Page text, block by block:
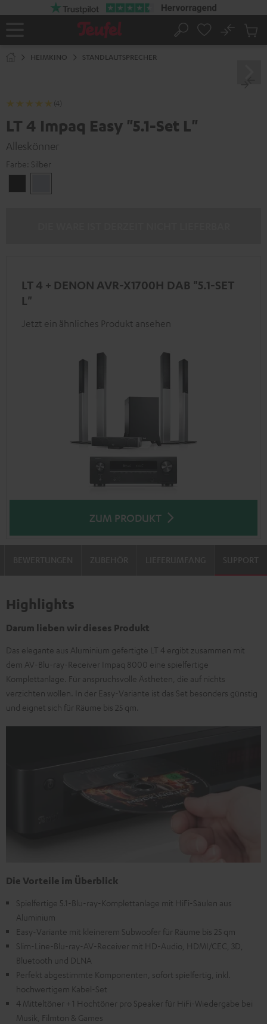
Startseite
Suche
No
HEIMKINO STANDLAUTSPRECHER
(4)
LT 4 Impaq Easy "5.1-Set L"
Alleskönner
Farbe: Silber
LT 4 + DENON AVR-X1700H DAB "5.1-SET
L"
Jetzt ein ähnliches Produkt ansehen
ZUM PRODUKT
SUPPORT
Highlights
Darum lieben wir dieses Produkt
Das elegante aus Aluminium gefertigte LT 4 ergibt zusammen mit
dem AV-Blu-ray-Receiver Impaq 8000 eine spielfertige
Komplettanlage. Für anspruchsvolle Ästheten, die auf nichts
verzichten wollen. In der Easy-Variante ist das Set besonders günstig
und eignet sich für Räume bis 25 qm.
Die Vorteile im Überblick
Spielfertige 5.1-Blu-ray-Komplettanlage mit HiFi-Säulen aus
Aluminium
Easy-Variante mit kleinerem Subwoofer für Räume bis 25 qm
Slim-Line-Blu-ray-AV-Receiver mit HD-Audio, HDMI/CEC, 3D,
Bluetooth und DLNA
Perfekt abgestimmte Komponenten, sofort spielfertig, inkl.
hochwertigem Kabel-Set
4 Mitteltöner + 1 Hochtöner pro Speaker für HiFi-Wiedergabe bei
Musik, Filmton & Games